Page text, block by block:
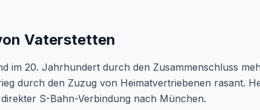
Vaterstetten
im 20. Jahrhundert durch den Zusammenschluss
durch den Zuzug von Heimatvertriebenen rasant.
S-Bahn-Verbindung nach München.